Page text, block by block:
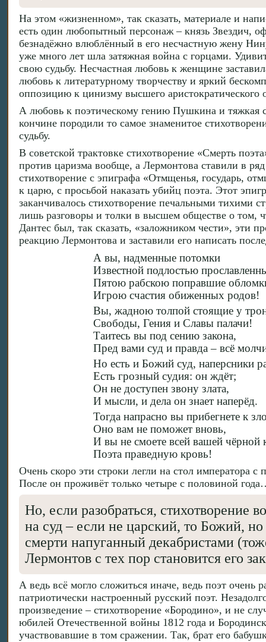
На этом «жизненном», так сказать, материале и
есть один любопытный персонаж – князь Звездич,
безнадёжно влюблённый в его несчастную жену
уже много лет шла затяжная война с горцами.
свою судьбу. Несчастная любовь к женщине
любовь к литературному творчеству и яркий
оппозицию к цинизму высшего аристократического
А любовь к поэтическому гению Пушкина и тяжкая
кончине породили то самое знаменитое
судьбу.
В советской трактовке стихотворение «Смерть
против царизма вообще, а Лермонтова ставили в
стихотворение с эпиграфа «Отмщенья, государь,
к царю, с просьбой наказать убийц поэта. Этот
заканчивалось стихотворение печальными тихими
лишь разговоры и толки в высшем обществе о том,
Дантес был, так сказать, «заложником чести», эти
реакцию Лермонтова и заставили его написать
А вы, надменные потомки
Известной подлостью
Пятою рабскою поправшие
Игрою счастия обиженных родов!
Вы, жадною толпой стоящие у
Свободы, Гения и Славы палачи!
Таитесь вы под сению закона,
Пред вами суд и правда – всё
Но есть и Божий суд, наперсники
Есть грозный судия: он ждёт;
Он не доступен звону злата,
И мысли, и дела он знает наперёд.
Тогда напрасно вы прибегнете к
Оно вам не поможет вновь,
И вы не смоете всей вашей чёрной
Поэта праведную кровь!
Очень скоро эти строки легли на стол императора
После он проживёт только четыре с половиной
Но, если разобраться, стихотворение
на суд – если не царский, то Божий,
смерти напуганный декабристами
Лермонтов с тех пор становится его
А ведь всё могло сложиться иначе, ведь поэт
патриотически настроенный русский поэт.
произведение – стихотворение «Бородино», и не
юбилей Отечественной войны 1812 года и
участвовавшие в том сражении. Так, брат его